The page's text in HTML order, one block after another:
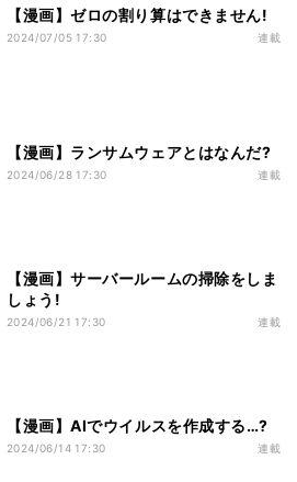
【漫画】ゼロの割り算はできません!
2024/07/05 17:30 連載
【漫画】ランサムウェアとはなんだ?
2024/06/28 17:30 連載
【漫画】サーバールームの掃除をしま
しょう!
2024/06/21 17:30 連載
【漫画】AIでウイルスを作成する…?
2024/06/14 17:30 連載